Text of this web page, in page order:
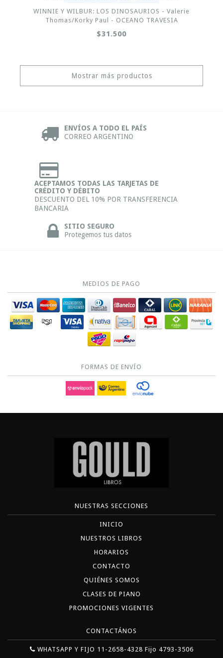
WINNIE Y WILBUR: LOS DINOSAURIOS - Valerie
Thomas/Korky Paul - OCEANO TRAVESIA
$31.500
Mostrar más productos
ENVÍOS A TODO EL PAÍS
CORREO ARGENTINO
ACEPTAMOS TODAS LAS TARJETAS DE
CRÉDITO Y DÉBITO
DESCUENTO DEL 10% POR TRANSFERENCIA
BANCARIA
SITIO SEGURO
Protegemos tus datos
MEDIOS DE PAGO
FORMAS DE ENVÍO
NUESTRAS SECCIONES
INICIO
NUESTROS LIBROS
HORARIOS
CONTACTO
QUIÉNES SOMOS
CLASES DE PIANO
PROMOCIONES VIGENTES
CONTACTÁNOS
WHATSAPP Y FIJO 11-2658-4328 Fijo 4793-3506